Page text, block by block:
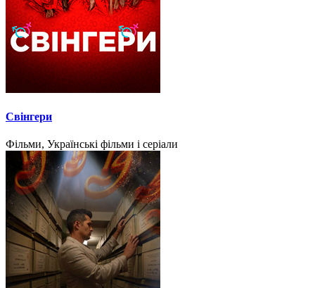
Свінгери
Фільми, Українські фільми і серіали